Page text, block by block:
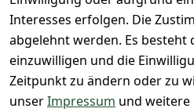
Interesses erfolgen. Die
abgelehnt werden. Es besteht
einzuwilligen und die
Zeitpunkt zu ändern oder zu
unserImpressum und weitere
Fragen
Konfektionsgr
ößen
Lagerverkauf
- unser Laden
+ 60 Jahre